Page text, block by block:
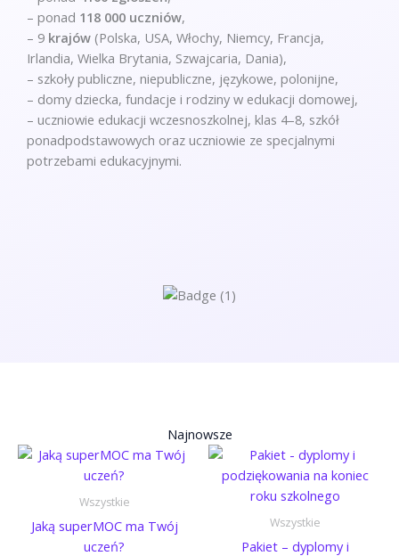
– ponad 118 000 uczniów,
– 9 krajów (Polska, USA, Włochy, Niemcy, Francja,
Irlandia, Wielka Brytania, Szwajcaria, Dania),
– szkoły publiczne, niepubliczne, językowe, polonijne,
– domy dziecka, fundacje i rodziny w edukacji domowej,
– uczniowie edukacji wczesnoszkolnej, klas 4–8, szkół
ponadpodstawowych oraz uczniowie ze specjalnymi
potrzebami edukacyjnymi.
Najnowsze
Wszystkie
Jaką superMOC ma Twój
uczeń?
Wszystkie
Pakiet – dyplomy i